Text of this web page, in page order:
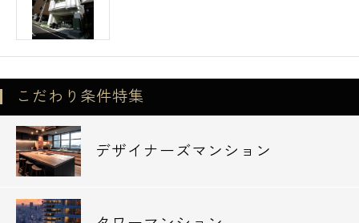
こだわり条件特集
デザイナーズマンション